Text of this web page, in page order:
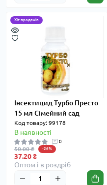
Хіт продажів
Інсектицид Турбо Престо
15 мл Сімейний сад
Код товару: 99178
В наявності
0
50.00 ₴ -26%
37.20 ₴
Оптом і в роздріб